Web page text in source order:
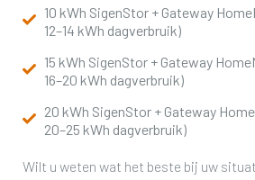
10 kWh SigenStor + Gateway
12–14 kWh dagverbruik)
15 kWh SigenStor + Gateway
16–20 kWh dagverbruik)
20 kWh SigenStor + Gateway
20–25 kWh dagverbruik)
Wilt u weten wat het beste bij uw